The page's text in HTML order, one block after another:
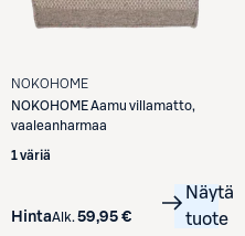
NOKOHOME
NOKOHOMEAamu villamatto,
vaaleanharmaa
1 väriä
HintaAlk. 59,95 €
Näytä
tuote